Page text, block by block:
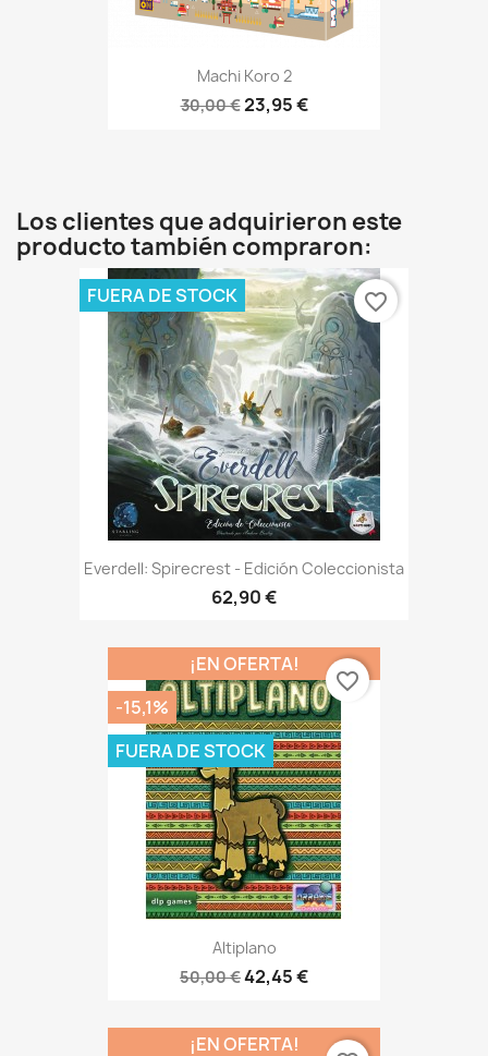
Machi Koro 2
30,00 €23,95 €
Los clientes que adquirieron este
producto también compraron:
Everdell: Spirecrest - Edición Coleccionista
62,90 €
FUERA DE STOCK favorite_border
Altiplano
50,00 €42,45 €
¡EN OFERTA!
-15,1%
FUERA DE STOCK
favorite_border
¡EN OFERTA!